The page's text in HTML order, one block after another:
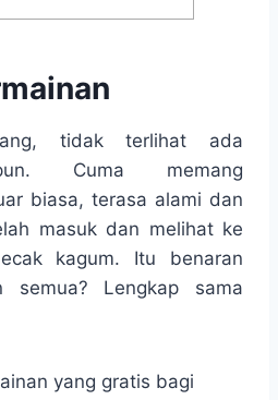
tidak terlihat ada
Cuma memang
biasa, terasa alami dan
masuk dan melihat ke
kagum. Itu benaran
semua? Lengkap sama
yang gratis bagi